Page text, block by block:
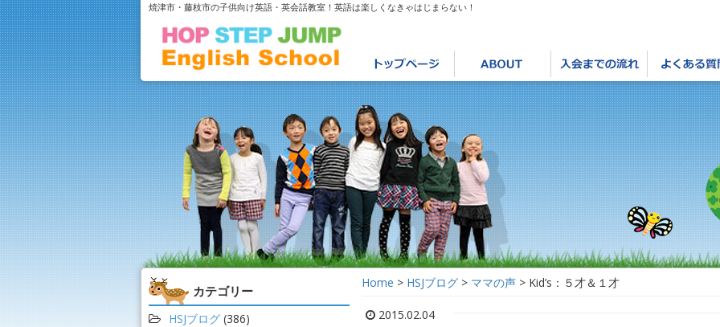
焼津市・藤枝市の子供向け英語・英会話教室！英語は楽しくなきゃはじまらない！
Home > HSJブログ> ママの声> Kid’s：５才＆１才
2015.02.04
カテゴリー
HSJブログ(386)